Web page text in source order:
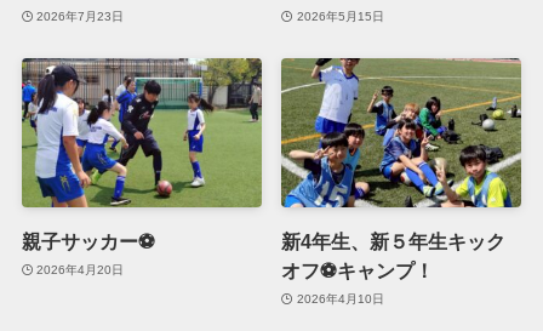
2026年7月23日 2026年5月15日
親子サッカー⚽
2026年4月20日
新4年生、新５年生キック
オフ⚽キャンプ！
2026年4月10日